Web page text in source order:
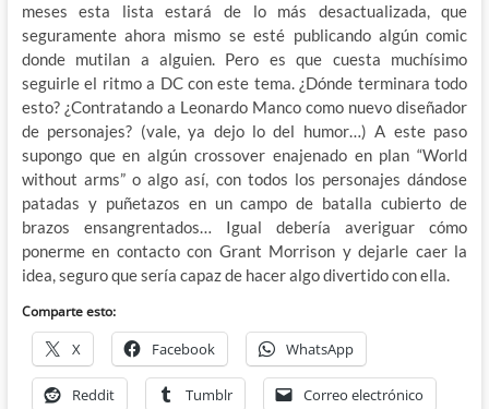
meses esta lista estará de lo más desactualizada, que
seguramente ahora mismo se esté publicando algún comic
donde mutilan a alguien. Pero es que cuesta muchísimo
seguirle el ritmo a DC con este tema. ¿Dónde terminara todo
esto? ¿Contratando a Leonardo Manco como nuevo diseñador
de personajes? (vale, ya dejo lo del humor…) A este paso
supongo que en algún crossover enajenado en plan “World
without arms” o algo así, con todos los personajes dándose
patadas y puñetazos en un campo de batalla cubierto de
brazos ensangrentados… Igual debería averiguar cómo
ponerme en contacto con Grant Morrison y dejarle caer la
idea, seguro que sería capaz de hacer algo divertido con ella.
Comparte esto:
X Facebook WhatsApp
Reddit Tumblr Correo electrónico